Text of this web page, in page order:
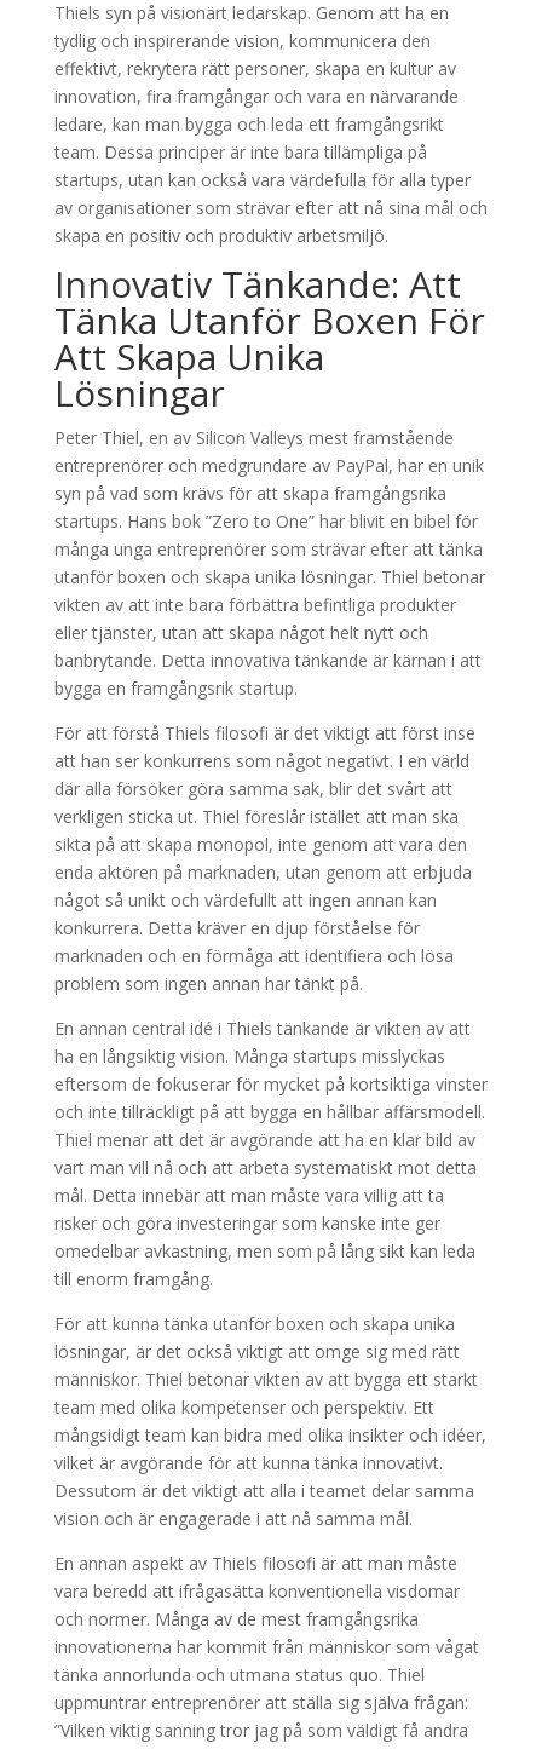
Thiels syn på visionärt ledarskap. Genom att ha en
tydlig och inspirerande vision, kommunicera den
effektivt, rekrytera rätt personer, skapa en kultur av
innovation, fira framgångar och vara en närvarande
ledare, kan man bygga och leda ett framgångsrikt
team. Dessa principer är inte bara tillämpliga på
startups, utan kan också vara värdefulla för alla typer
av organisationer som strävar efter att nå sina mål och
skapa en positiv och produktiv arbetsmiljö.
Innovativ Tänkande: Att
Tänka Utanför Boxen För
Att Skapa Unika
Lösningar
Peter Thiel, en av Silicon Valleys mest framstående
entreprenörer och medgrundare av PayPal, har en unik
syn på vad som krävs för att skapa framgångsrika
startups. Hans bok ”Zero to One” har blivit en bibel för
många unga entreprenörer som strävar efter att tänka
utanför boxen och skapa unika lösningar. Thiel betonar
vikten av att inte bara förbättra befintliga produkter
eller tjänster, utan att skapa något helt nytt och
banbrytande. Detta innovativa tänkande är kärnan i att
bygga en framgångsrik startup.
För att förstå Thiels filosofi är det viktigt att först inse
att han ser konkurrens som något negativt. I en värld
där alla försöker göra samma sak, blir det svårt att
verkligen sticka ut. Thiel föreslår istället att man ska
sikta på att skapa monopol, inte genom att vara den
enda aktören på marknaden, utan genom att erbjuda
något så unikt och värdefullt att ingen annan kan
konkurrera. Detta kräver en djup förståelse för
marknaden och en förmåga att identifiera och lösa
problem som ingen annan har tänkt på.
En annan central idé i Thiels tänkande är vikten av att
ha en långsiktig vision. Många startups misslyckas
eftersom de fokuserar för mycket på kortsiktiga vinster
och inte tillräckligt på att bygga en hållbar affärsmodell.
Thiel menar att det är avgörande att ha en klar bild av
vart man vill nå och att arbeta systematiskt mot detta
mål. Detta innebär att man måste vara villig att ta
risker och göra investeringar som kanske inte ger
omedelbar avkastning, men som på lång sikt kan leda
till enorm framgång.
För att kunna tänka utanför boxen och skapa unika
lösningar, är det också viktigt att omge sig med rätt
människor. Thiel betonar vikten av att bygga ett starkt
team med olika kompetenser och perspektiv. Ett
mångsidigt team kan bidra med olika insikter och idéer,
vilket är avgörande för att kunna tänka innovativt.
Dessutom är det viktigt att alla i teamet delar samma
vision och är engagerade i att nå samma mål.
En annan aspekt av Thiels filosofi är att man måste
vara beredd att ifrågasätta konventionella visdomar
och normer. Många av de mest framgångsrika
innovationerna har kommit från människor som vågat
tänka annorlunda och utmana status quo. Thiel
uppmuntrar entreprenörer att ställa sig själva frågan:
”Vilken viktig sanning tror jag på som väldigt få andra